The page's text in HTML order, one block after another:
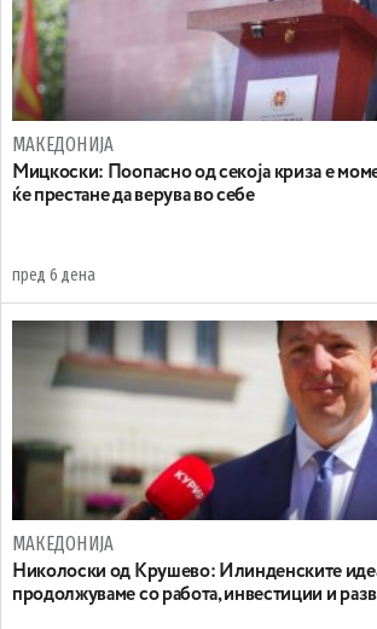
МАКЕДОНИЈА
Мицкоски: Поопасно од секоја криза е
ќе престане да верува во себе
пред 6 дена
МАКЕДОНИЈА
Николоски од Крушево: Илинденските
продолжуваме со работа, инвестиции и